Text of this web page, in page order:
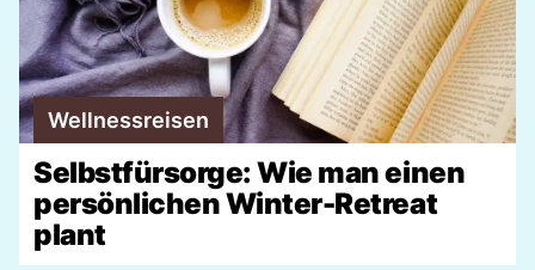
Wellnessreisen
Selbstfürsorge: Wie man einen
persönlichen Winter-Retreat
plant